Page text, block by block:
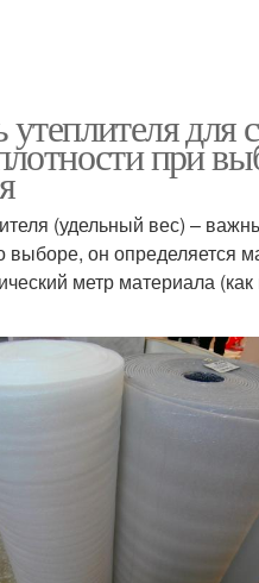
для
при
(удельный вес) –
выборе, он определяется
метр материала